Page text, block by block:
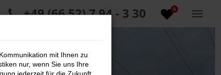
0
+49 (66 52) 7 94 - 3 30
mit Ihnen zu
nur, wenn Sie uns Ihre